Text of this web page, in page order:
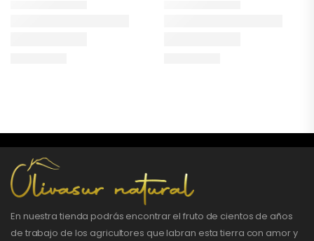
En nuestra tienda podrás encontrar el fruto de cientos de años
de trabajo de los agricultores que labran esta tierra con amor y